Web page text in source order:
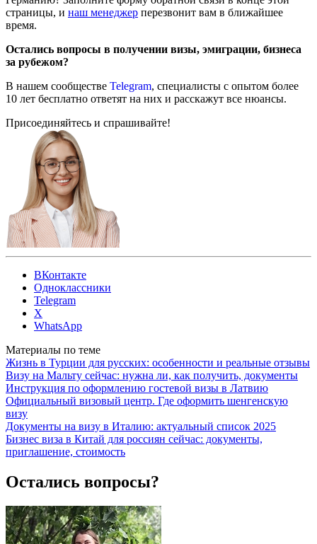
страницы, и наш менеджер перезвонит вам в ближайшее
время.
Остались вопросы в получении визы, эмиграции, бизнеса
за рубежом?
В нашем сообществе Telegram, специалисты с опытом более
10 лет бесплатно ответят на них и расскажут все нюансы.
Присоединяйтесь и спрашивайте!
ВКонтакте
Одноклассники
Telegram
X
WhatsApp
Материалы по теме
Жизнь в Турции для русских: особенности и реальные отзывы
Визу на Мальту сейчас: нужна ли, как получить, документы
Инструкция по оформлению гостевой визы в Латвию
Официальный визовый центр. Где оформить шенгенскую
визу
Документы на визу в Италию: актуальный список 2025
Бизнес виза в Китай для россиян сейчас: документы,
приглашение, стоимость
Остались вопросы?